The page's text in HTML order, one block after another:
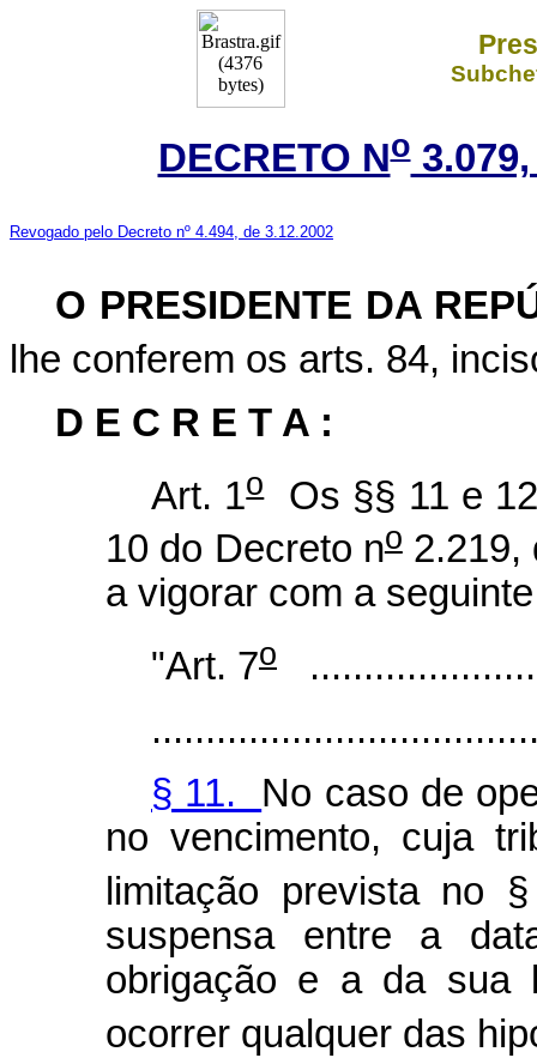
DECRETO No3.079,
Revogado pelo Decreto nº 4.494, de 3.12.2002
O PRESIDENTE DA
lhe conferem os arts. 84,
D E C R E T A :
Art. 1oOs §§ 11 e
10 do Decreto no2.219,
a vigorar com a
"Art. 7o
§ 11. No caso de
no vencimento, cuja
limitação prevista no
suspensa entre a
obrigação e a da sua
ocorrer qualquer das